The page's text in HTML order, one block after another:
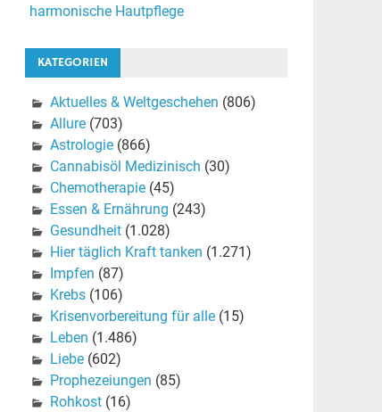
harmonische Hautpflege
KATEGORIEN
Aktuelles & Weltgeschehen (806)
Allure(703)
Astrologie(866)
Cannabisöl Medizinisch (30)
Chemotherapie(45)
Essen & Ernährung (243)
Gesundheit(1.028)
Hier täglich Kraft tanken (1.271)
Impfen (87)
Krebs(106)
Krisenvorbereitung für alle(15)
Leben (1.486)
Liebe(602)
Prophezeiungen (85)
Rohkost(16)